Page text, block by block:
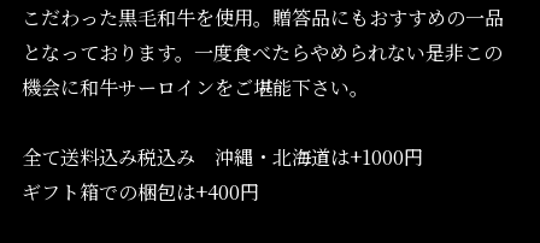
こだわった黒毛和牛を使用。贈答品にもおすすめの一品
となっております。一度食べたらやめられない是非この
機会に和牛サーロインをご堪能下さい。
全て送料込み税込み 沖縄・北海道は+1000円
ギフト箱での梱包は+400円